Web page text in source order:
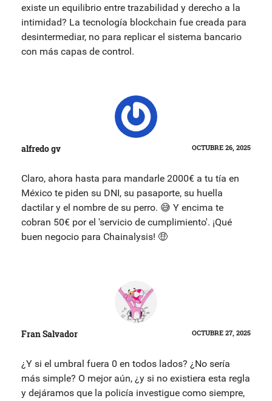
existe un equilibrio entre trazabilidad y derecho a la
intimidad? La tecnología blockchain fue creada para
desintermediar, no para replicar el sistema bancario
con más capas de control.
alfredo gv OCTUBRE 26, 2025
Claro, ahora hasta para mandarle 2000€ a tu tía en
México te piden su DNI, su pasaporte, su huella
dactilar y el nombre de su perro. 😅 Y encima te
cobran 50€ por el 'servicio de cumplimiento'. ¡Qué
buen negocio para Chainalysis! 🤑
Fran Salvador OCTUBRE 27, 2025
¿Y si el umbral fuera 0 en todos lados? ¿No sería
más simple? O mejor aún, ¿y si no existiera esta regla
y dejáramos que la policía investigue como siempre,